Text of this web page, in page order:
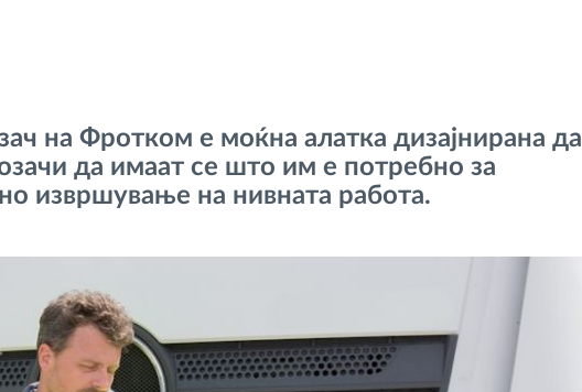
рутите
на Фротком е моќна алатка дизајнирана да
да имаат се што им е потребно за
извршување на нивната работа.